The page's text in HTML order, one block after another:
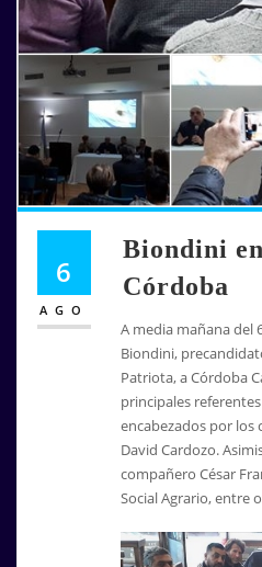
6
AGO
Biondini
Córdoba
A media mañana del
Biondini,
Patriota, a Córdoba
principales
encabezados por los
David Cardozo.
compañero César
Social Agrario, entre